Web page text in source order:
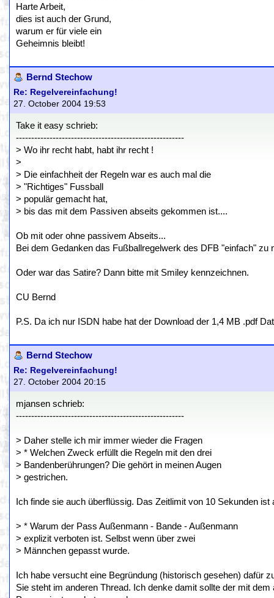
Harte Arbeit,
dies ist auch der Grund,
warum er für viele ein
Geheimnis bleibt!
Bernd Stechow
Re: Regelvereinfachung!
27. October 2004 19:53
Take it easy schrieb:
-------------------------------------------------------
> Wo ihr recht habt, habt ihr recht !
>
> Die einfachheit der Regeln war es auch mal die
> "Richtiges" Fussball
> populär gemacht hat,
> bis das mit dem Passiven abseits gekommen ist....
Ob mit oder ohne passivem Abseits...
Bei dem Gedanken das Fußballregelwerk des DFB "einfach" zu
Oder war das Satire? Dann bitte mit Smiley kennzeichnen.
CU Bernd
P.S. Da ich nur ISDN habe hat der Download der 1,4 MB .pdf
Bernd Stechow
Re: Regelvereinfachung!
27. October 2004 20:15
mjansen schrieb:
-------------------------------------------------------
> Daher stelle ich mir immer wieder die Fragen
> * Welchen Zweck erfüllt die Regeln mit den drei
> Bandenberührungen? Die gehört in meinen Augen
> gestrichen.
Ich finde sie auch überflüssig. Das Zeitlimit von 10 Sekunden ist
> * Warum der Pass Außenmann - Bande - Außenmann
> explizit verboten ist. Selbst wenn über zwei
> Männchen gepasst wurde.
Ich habe versucht eine Begründung (historisch gesehen) dafür
Sie steht im anderen Thread. Ich denke damit sollte der mit